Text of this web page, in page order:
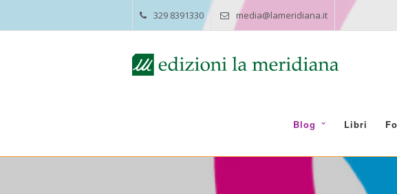
329 8391330 media@lameridiana.it
Blog Libri